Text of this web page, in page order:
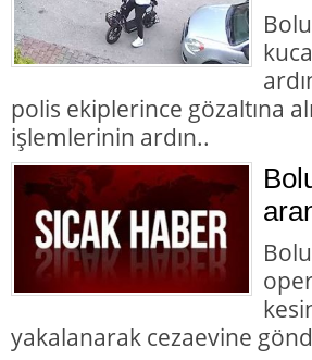
polis ekiplerince gözaltına
işlemlerinin ardın..
yakalanarak cezaevine